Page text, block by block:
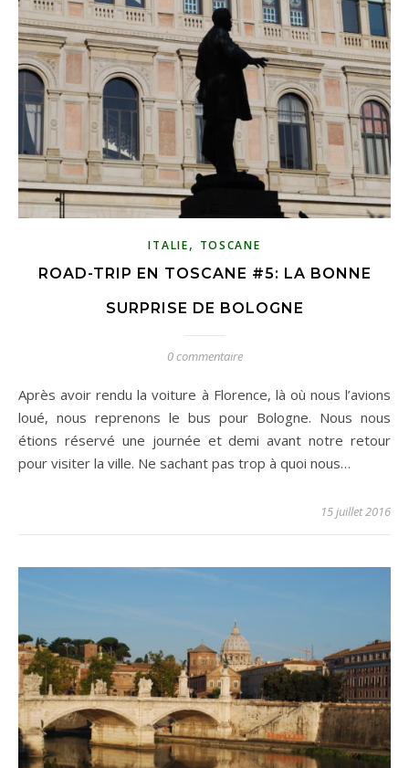
ITALIE, TOSCANE
ROAD-TRIP EN TOSCANE #5: LA BONNE
SURPRISE DE BOLOGNE
0 commentaire
Après avoir rendu la voiture à Florence, là où nous l’avions
loué, nous reprenons le bus pour Bologne. Nous nous
étions réservé une journée et demi avant notre retour
pour visiter la ville. Ne sachant pas trop à quoi nous…
15 juillet 2016